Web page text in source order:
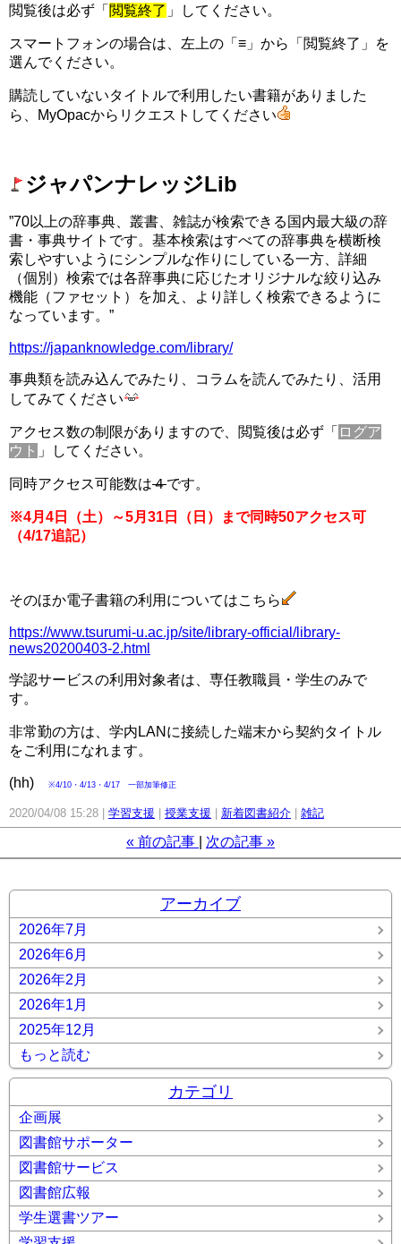
閲覧後は必ず「 閲覧終了 」してください。
スマートフォンの場合は、左上の「≡」から「閲覧終了」を
選んでください。
購読していないタイトルで利用したい書籍がありました
ら、MyOpacからリクエストしてください
ジャパンナレッジLib
”70以上の辞事典、叢書、雑誌が検索できる国内最大級の辞
書・事典サイトです。基本検索はすべての辞事典を横断検
索しやすいようにシンプルな作りにしている一方、詳細
（個別）検索では各辞事典に応じたオリジナルな絞り込み
機能（ファセット）を加え、より詳しく検索できるように
なっています。”
https://japanknowledge.com/library/
事典類を読み込んでみたり、コラムを読んでみたり、活用
してみてください
アクセス数の制限がありますので、閲覧後は必ず「 ログア
ウト 」してください。
同時アクセス可能数は４です。
※4月4日（土）～5月31日（日）まで同時50アクセス可
（4/17追記）
そのほか電子書籍の利用についてはこちら
https://www.tsurumi-u.ac.jp/site/library-official/library-
news20200403-2.html
学認サービスの利用対象者は、専任教職員・学生のみで
す。
非常勤の方は、学内LANに接続した端末から契約タイトル
をご利用になれます。
(hh) ※4/10・4/13・4/17 一部加筆修正
2020/04/08 15:28 学習支援 授業支援 新着図書紹介 雑記
« 前の記事 次の記事 »
アーカイブ
2026年7月
2026年6月
2026年2月
2026年1月
2025年12月
もっと読む
カテゴリ
企画展
図書館サポーター
図書館サービス
図書館広報
学生選書ツアー